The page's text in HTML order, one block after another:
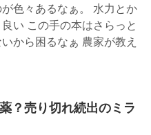
色々あるなぁ。 水力とか
い この手の本はさらっと
から困るなぁ 農家が教え
？売り切れ続出のミラ